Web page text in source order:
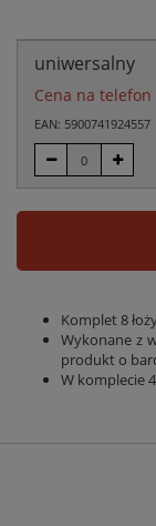
uniwersalny
Cena na telefon
EAN: 5900741924557
Komplet 8
Wykonane z
produkt o
W komplecie